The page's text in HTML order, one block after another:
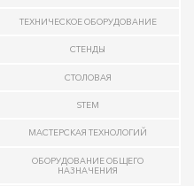
ТЕХНИЧЕСКОЕ ОБОРУДОВАНИЕ
СТЕНДЫ
СТОЛОВАЯ
STEM
МАСТЕРСКАЯ ТЕХНОЛОГИЙ
ОБОРУДОВАНИЕ ОБЩЕГО
НАЗНАЧЕНИЯ